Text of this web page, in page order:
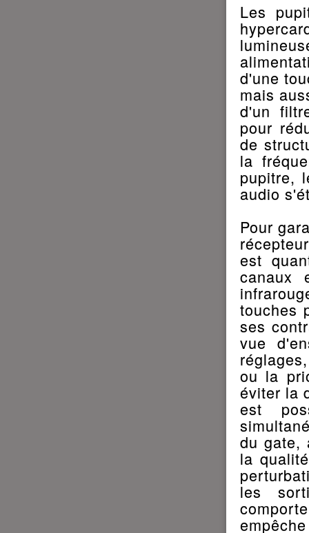
Les
d'une
mais
d'un
pour
de
la
pupitre,
audio
Pour
est
canaux
touches
ses
vue
ou la
éviter la
est
du gate,
la
les